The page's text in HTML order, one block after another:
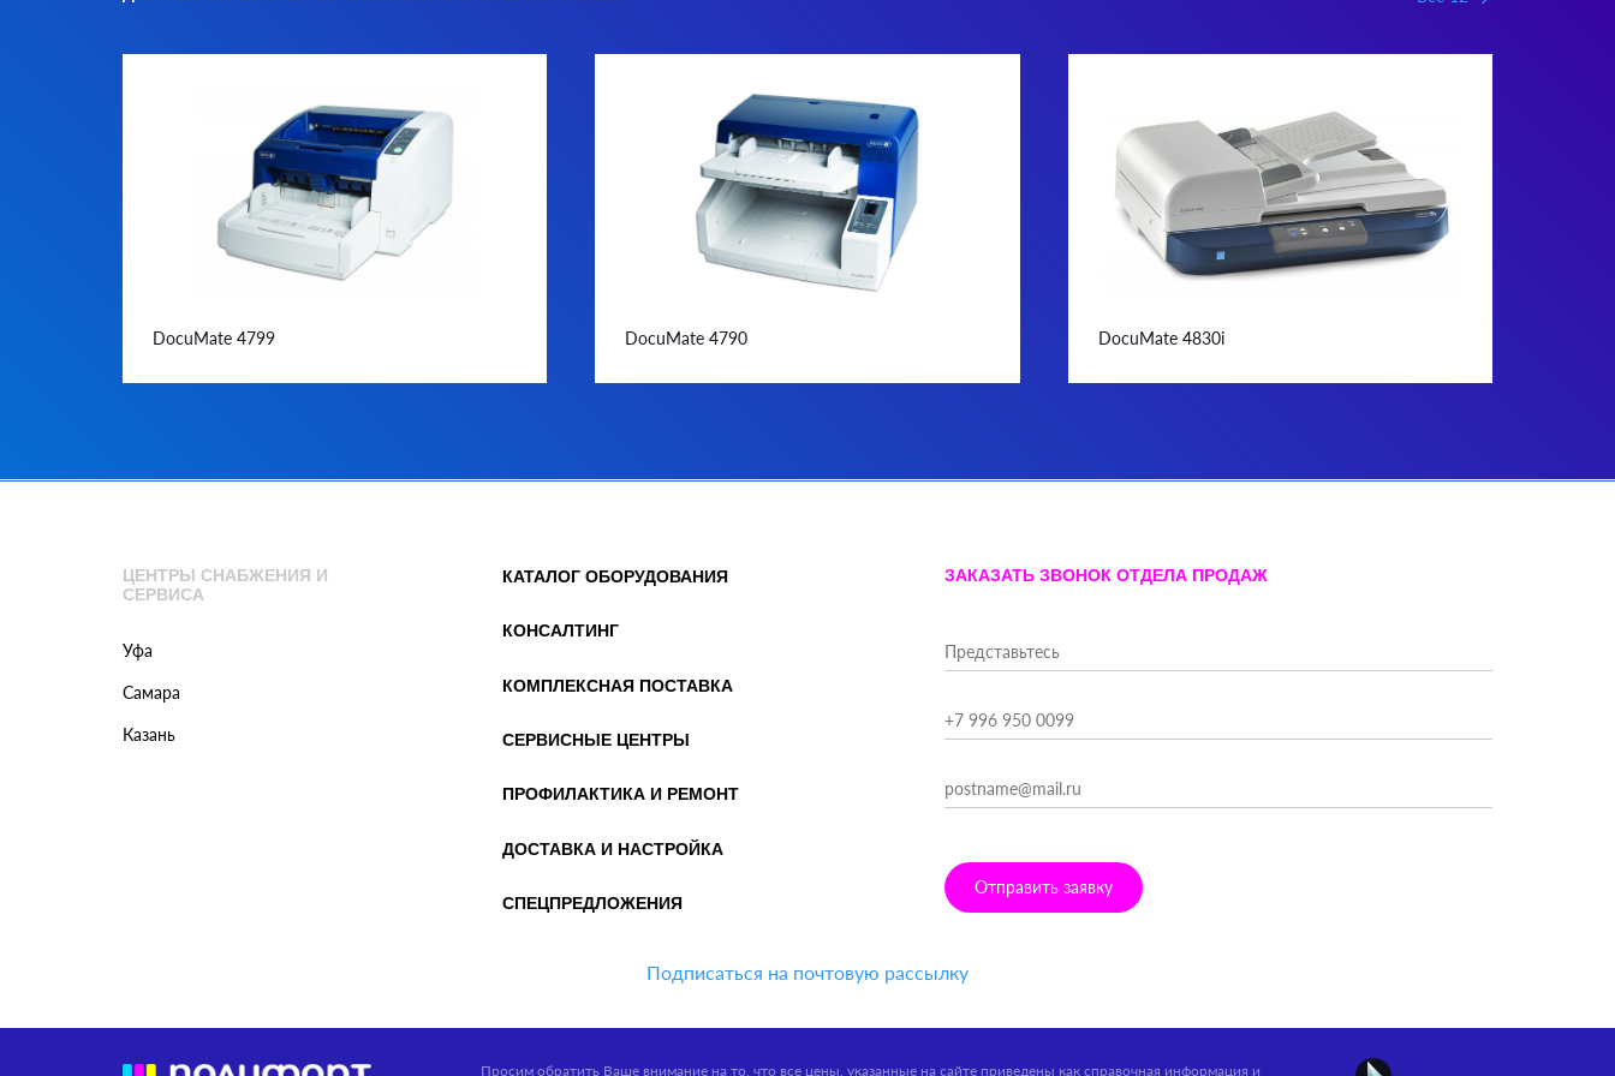
DocuMate 4799 DocuMate 4790 DocuMate 4830i
ЦЕНТРЫ СНАБЖЕНИЯ И
СЕРВИСА
Уфа
Самара
Казань
КАТАЛОГ ОБОРУДОВАНИЯ
КОНСАЛТИНГ
КОМПЛЕКСНАЯ ПОСТАВКА
СЕРВИСНЫЕ ЦЕНТРЫ
ПРОФИЛАКТИКА И РЕМОНТ
ДОСТАВКА И НАСТРОЙКА
СПЕЦПРЕДЛОЖЕНИЯ
ЗАКАЗАТЬ ЗВОНОК ОТДЕЛА ПРОДАЖ
Отправить заявку
Подписаться на почтовую рассылку
Просим обратить Ваше внимание на то, что все цены, указанные на сайте приведены как справочная информация и